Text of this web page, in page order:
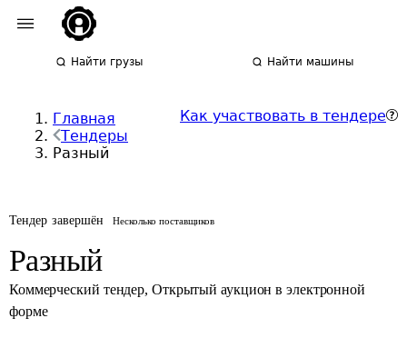
Найти грузы Найти машины
Главная
Тендеры
Разный
Как участвовать в тендере
Тендер завершён Несколько поставщиков
Разный
Коммерческий тендер, Открытый аукцион в электронной
форме